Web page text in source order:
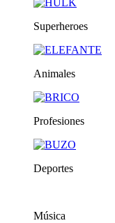
Superheroes
Animales
Profesiones
Deportes
Música